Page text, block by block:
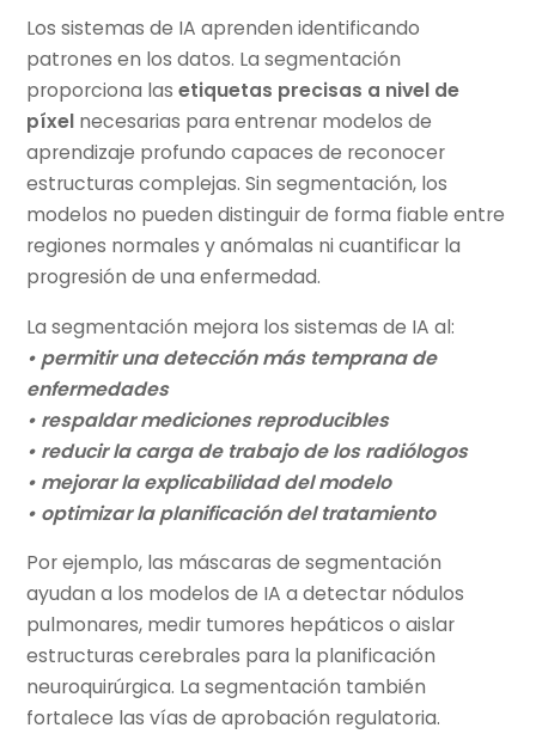
Los sistemas de IA aprenden identificando
patrones en los datos. La segmentación
proporciona lasetiquetas precisas a nivel de
píxel necesarias para entrenar modelos de
aprendizaje profundo capaces de reconocer
estructuras complejas. Sin segmentación, los
modelos no pueden distinguir de forma fiable entre
regiones normales y anómalas ni cuantificar la
progresión de una enfermedad.
La segmentación mejora los sistemas de IA al:
• permitir una detección más temprana de
enfermedades
• respaldar mediciones reproducibles
• reducir la carga de trabajo de los radiólogos
• mejorar la explicabilidad del modelo
• optimizar la planificación del tratamiento
Por ejemplo, las máscaras de segmentación
ayudan a los modelos de IA a detectar nódulos
pulmonares, medir tumores hepáticos o aislar
estructuras cerebrales para la planificación
neuroquirúrgica. La segmentación también
fortalece las vías de aprobación regulatoria.